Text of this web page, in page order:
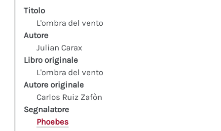
Titolo
L'ombra del vento
Autore
Julian Carax
Libro originale
L'ombra del vento
Autore originale
Carlos Ruiz Zafòn
Segnalatore
Phoebes